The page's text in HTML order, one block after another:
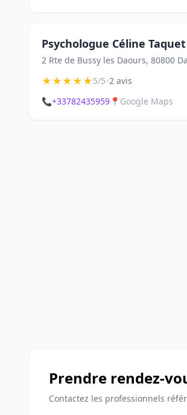
Psychologue Céline Taquet
2 Rte de Bussy les Daours, 80800
★★★★★5/5•2 avis
📞+33782435959 📍 Google Maps
Prendre rendez-
Contactez les professionnels